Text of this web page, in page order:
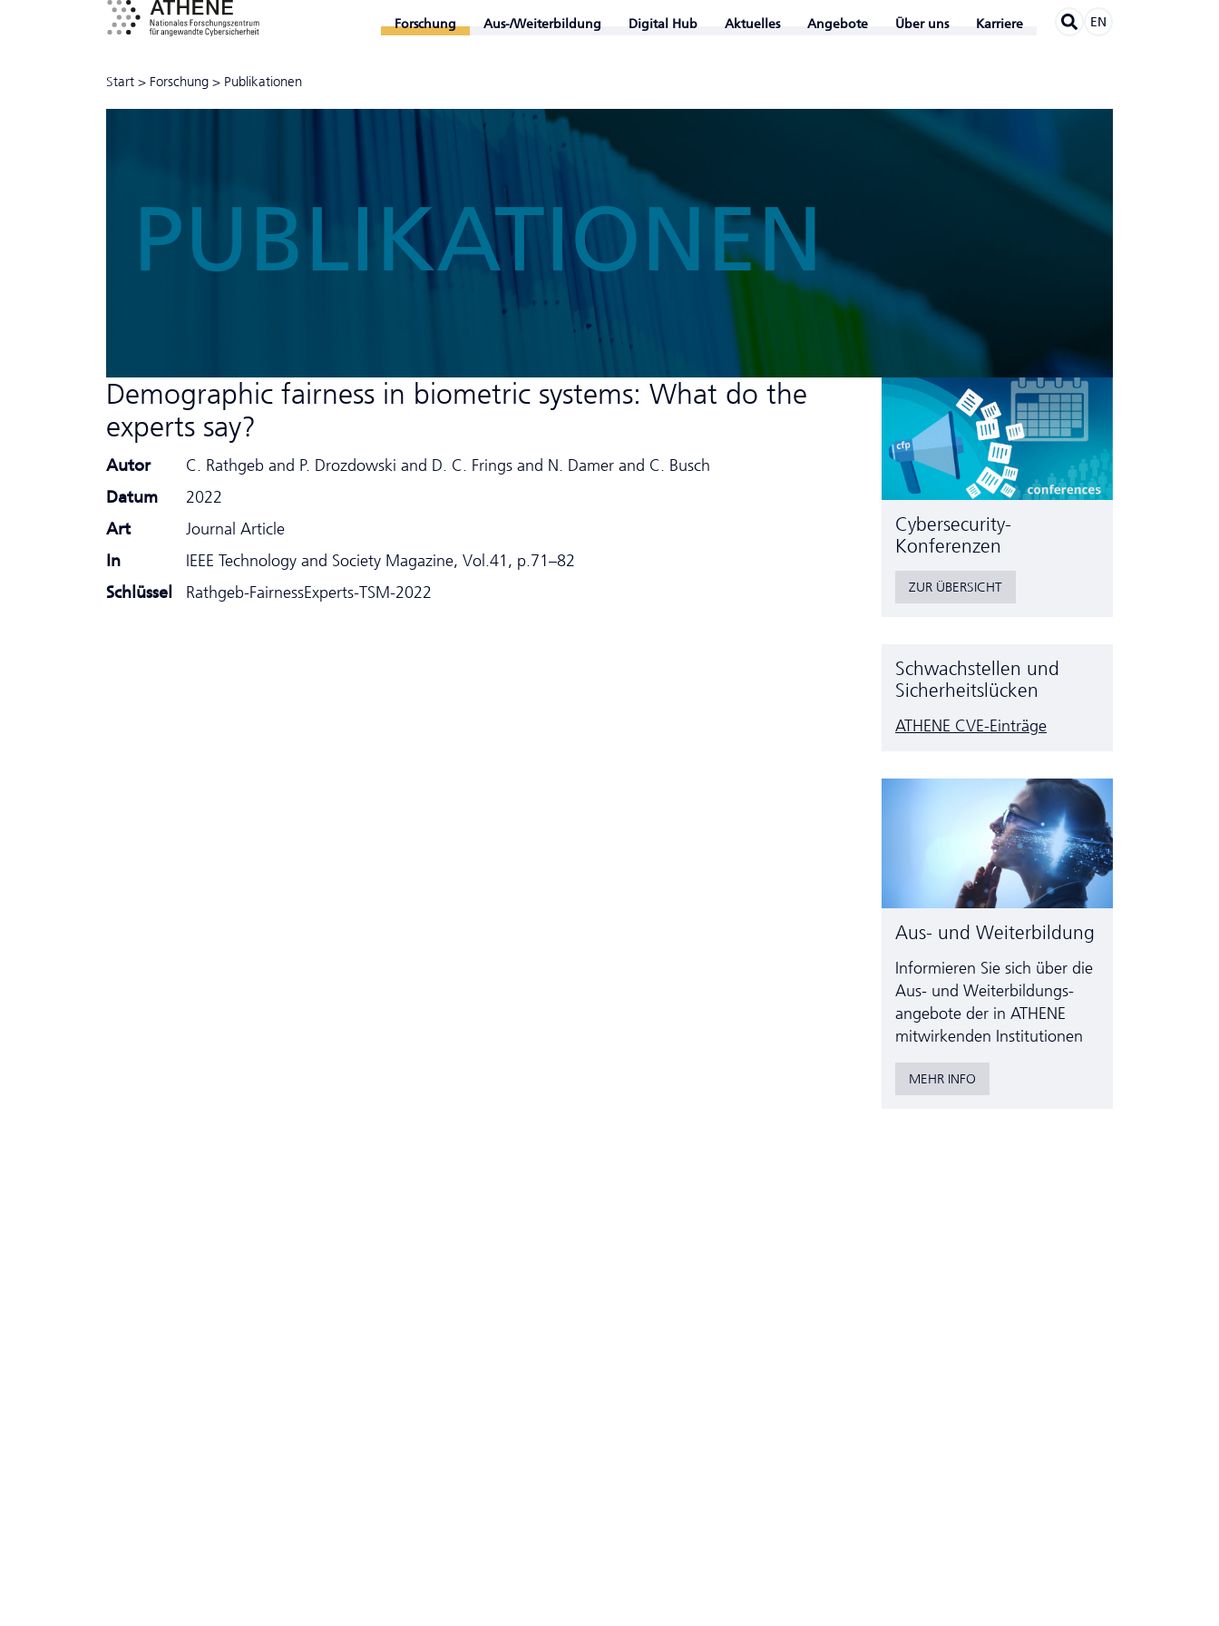
Forschung Aus-/Weiterbildung Digital Hub Aktuelles Angebote Über uns Karriere EN
Start > Forschung > Publikationen
PUBLIKATIONEN
Demographic fairness in biometric systems: What do the
experts say?
Autor
C. Rathgeb and P. Drozdowski and D. C. Frings and N. Damer and C. Busch
Datum
2022
Art
Journal Article
In
IEEE Technology and Society Magazine, Vol.41, p.71–82
Schlüssel
Rathgeb-FairnessExperts-TSM-2022
Cyber­security-
Konferenzen
ZUR ÜBERSICHT
Schwachstellen und
Sicherheitslücken
ATHENE CVE-Einträge
Aus- und Weiterbildung
Informieren Sie sich über die
Aus- und Weiter­bildungs­
angebote der in ATHENE
mitwirkenden Institutionen
MEHR INFO